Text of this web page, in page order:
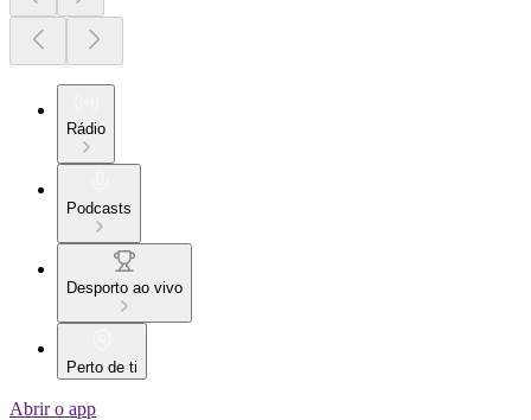
Rádio
Podcasts
Desporto ao vivo
Perto de ti
Abrir o app